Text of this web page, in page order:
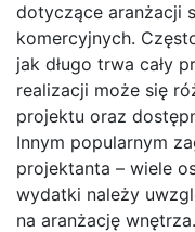
dotyczące aranżacji
komercyjnych.
jak długo trwa cały
realizacji może się
projektu oraz
Innym popularnym
projektanta – wiele
wydatki należy
na aranżację